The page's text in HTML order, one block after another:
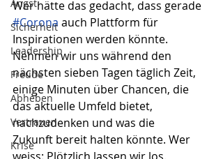
Angst
Sicherheit
Leadership
Freude
Abheben
Vertrauen
Krise
Wer hätte das gedacht, dass gerade
#Corona auch Plattform für
Inspirationen werden könnte.
Nehmen wir uns während den
nächsten sieben Tagen täglich Zeit,
einige Minuten über Chancen, die
das aktuelle Umfeld bietet,
nachzudenken und was die
Zukunft bereit halten könnte. Wer